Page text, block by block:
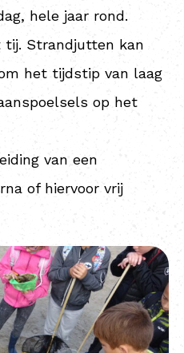
hele jaar rond.
tij. Strandjutten kan
het tijdstip van laag
op het
van een
of hiervoor vrij